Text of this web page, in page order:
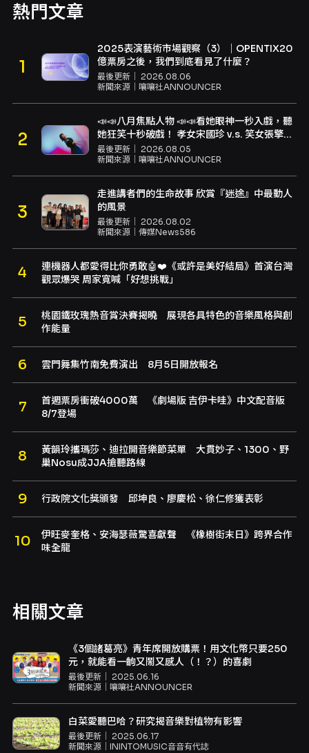
熱門文章
2025表演藝術市場觀察（3）｜OPENTIX20
億票房之後，我們到底看見了什麼？
最後更新｜ 2026.08.06
新聞來源｜ 嚷嚷社ANNOUNCER
📣📣八月焦點人物 📣📣看她眼神一秒入戲，聽
她狂笑十秒破戲！ 孝女宋國珍 v.s. 笑女張擎
佳：本是同根生，相約壓車別太急
最後更新｜ 2026.08.05
新聞來源｜ 嚷嚷社ANNOUNCER
走進講者們的生命故事 欣賞『迷途』中最動人
的風景
最後更新｜ 2026.08.02
新聞來源｜ 傳媒News586
連機器人都愛得比你勇敢🤖❤️《或許是美好結局》首演台灣
觀眾爆哭 周家寬喊「好想挑戰」
桃園鐵玫瑰熱音賞決賽揭曉 展現各具特色的音樂風格與創
作能量
雲門舞集竹南免費演出 8月5日開放報名
首週票房衝破4000萬 《劇場版 吉伊卡哇》中文配音版
8/7登場
黃韻玲攜瑪莎、迪拉開音樂節菜單 大貫妙子、1300、野
巢Nosu成JJA搶聽路線
行政院文化獎頒發 邱坤良、廖慶松、徐仁修獲表彰
伊旺麥奎格、安海瑟薇驚喜獻聲 《橡樹街末日》跨界合作
味全龍
相關文章
《3個諸葛亮》青年席開放購票！用文化幣只要250
元，就能看一齣又鬧又感人（！？）的喜劇
最後更新｜ 2025.06.16
新聞來源｜ 嚷嚷社ANNOUNCER
白菜愛聽巴哈？研究揭音樂對植物有影響
最後更新｜ 2025.06.17
新聞來源｜ ININTOMUSIC音音有代誌